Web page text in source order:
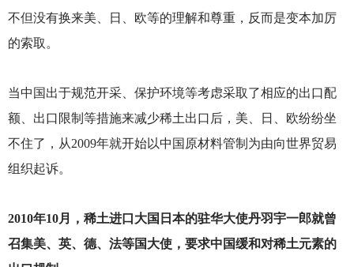
不但没有换来美、日、欧等的理解和尊重，反而是变本加厉
的索取。
当中国出于规范开采、保护环境等考虑采取了相应的出口配
额、出口限制等措施来减少稀土出口后，美、日、欧纷纷坐
不住了，从2009年就开始以中国原材料管制为由向世界贸易
组织起诉。
2010年10月，稀土进口大国日本的驻华大使丹羽宇一郎就曾
召集美、英、德、法等国大使，要求中国缓和对稀土元素的